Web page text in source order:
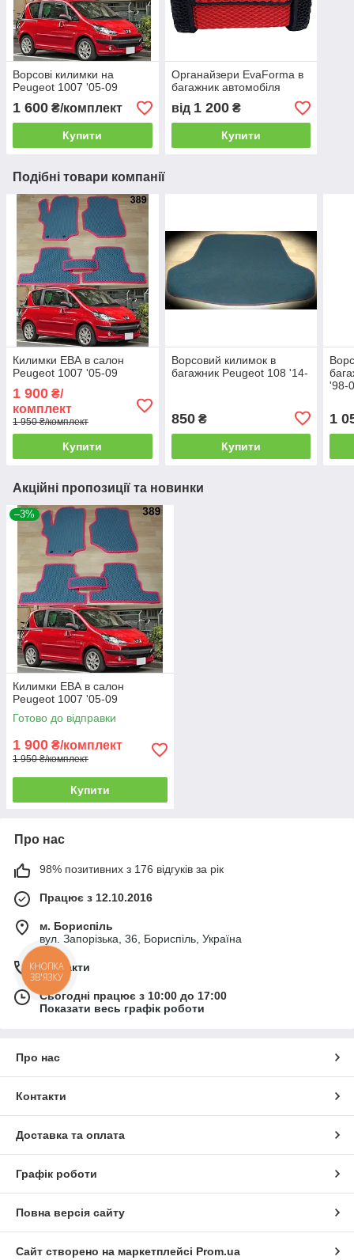
Ворсові килимки на
Peugeot 1007 '05-09
1 600 ₴/комплект
Купити
Органайзери EvaForma в
багажник автомобіля
від 1 200₴
Купити
Подібні товари компанії
Килимки ЕВА в салон
Peugeot 1007 '05-09
1 900 ₴/
комплект
1 950 ₴/комплект
Купити
Ворсовий килимок в
багажник Peugeot 108 '14-
850₴
Купити
'98-
1
Акційні пропозиції та новинки
–3%
Килимки ЕВА в салон
Peugeot 1007 '05-09
Готово до відправки
1 900 ₴/комплект
1 950 ₴/комплект
Купити
Про нас
98% позитивних з 176 відгуків за рік
Працює з 12.10.2016
м. Бориспіль
вул. Запорізька, 36, Бориспіль, Україна
Контакти
Сьогодні працює з 10:00 до 17:00
Показати весь графік роботи
Про нас
Контакти
Доставка та оплата
Графік роботи
Повна версія сайту
Сайт створено на маркетплейсі Prom.ua
КНОПКА
ЗВ'ЯЗКУ